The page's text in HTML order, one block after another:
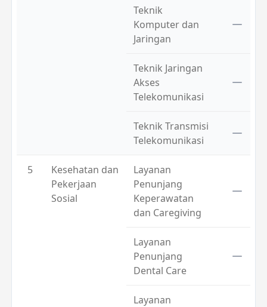
Teknik
Komputer dan
Jaringan
Teknik Jaringan
Akses
Telekomunikasi
Teknik Transmisi
Telekomunikasi
5
Kesehatan dan
Pekerjaan
Sosial
Layanan
Penunjang
Keperawatan
dan Caregiving
Layanan
Penunjang
Dental Care
Layanan